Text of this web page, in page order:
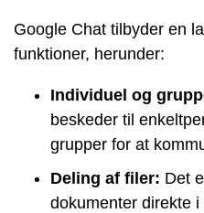
Google Chat tilbyder en
funktioner, herunder:
Individuel og
beskeder til
grupper for at
Deling af filer: Det
dokumenter direkte